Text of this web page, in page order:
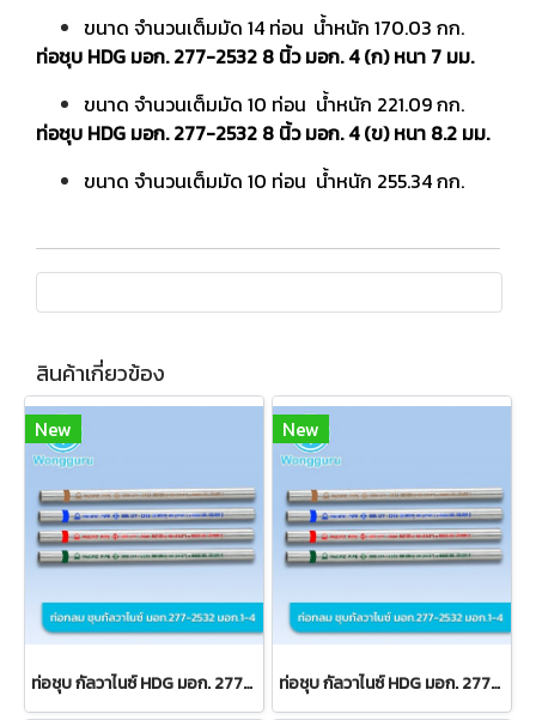
ขนาด จำนวนเต็มมัด 14 ท่อน น้ำหนัก 170.03 กก.
ท่อชุบ HDG มอก. 277-2532 8 นิ้ว มอก. 4 (ก) หนา 7 มม.
ขนาด จำนวนเต็มมัด 10 ท่อน น้ำหนัก 221.09 กก.
ท่อชุบ HDG มอก. 277-2532 8 นิ้ว มอก. 4 (ข) หนา 8.2 มม.
ขนาด จำนวนเต็มมัด 10 ท่อน น้ำหนัก 255.34 กก.
สินค้าเกี่ยวข้อง
New
ท่อชุบ กัลวาไนซ์ HDG มอก. 277-2532 มอก.1
New
ท่อชุบ กัลวาไนซ์ HDG มอก. 277-2532 มอก.2